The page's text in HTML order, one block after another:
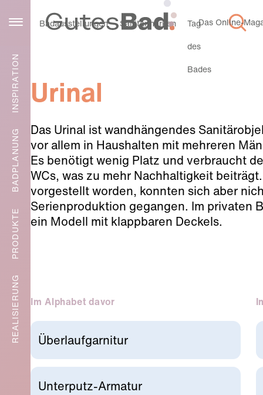
Das Online-
INSPIRATION
BADPLANUNG
PRODUKTE
REALISIERUNG
Badausstellungen Sanitärmarken
Tag
des
Bades
Urinal
Das Urinal ist wandhängendes
vor allem in Haushalten mit mehreren
Es benötigt wenig Platz und verbraucht
WCs, was zu mehr Nachhaltigkeit
vorgestellt worden, konnten sich aber
Serienproduktion gegangen. Im privaten
ein Modell mit klappbaren Deckels.
Im Alphabet davor
Überlaufgarnitur
Unterputz-Armatur